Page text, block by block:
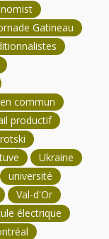
Gatineau
commun
productif
Ukraine
université
Val-d'Or
électrique